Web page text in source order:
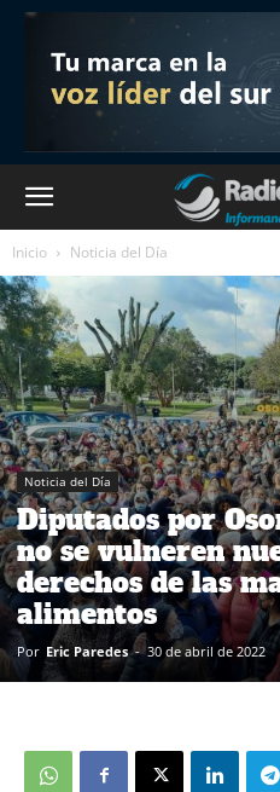
Inicio Noticia del Día
Noticia del Día
Diputados por
no se vulneren
derechos de las
alimentos
Por Eric Paredes - 30 de abril de 2022